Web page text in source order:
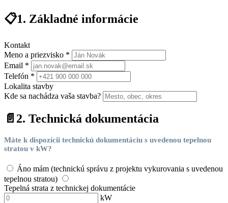
📋1. Základné informácie
Kontakt
Meno a priezvisko *
Email *
Telefón *
Lokalita stavby
Kde sa nachádza vaša stavba?
📄 2. Technická dokumentácia
Máte k dispozícii technickú dokumentáciu s uvedenou tepelnou
stratou v kW?
Áno mám (technickú správu z projektu vykurovania s uvedenou
tepelnou stratou)
Tepelná strata z technickej dokumentácie
kW